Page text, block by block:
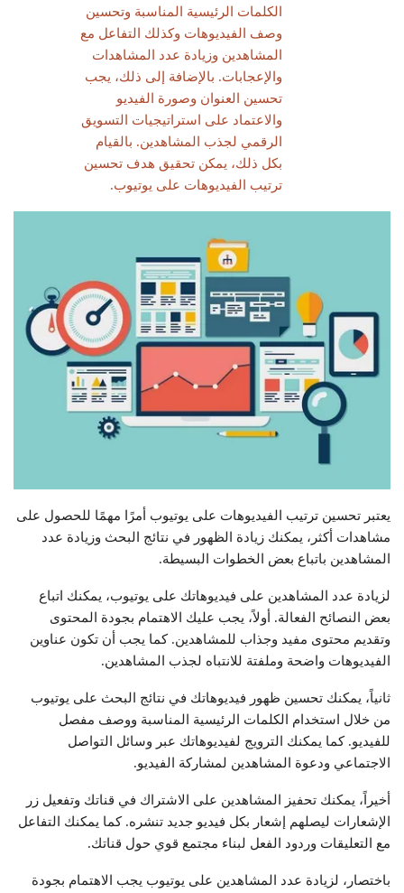
الكلمات الرئيسية المناسبة وتحسين
وصف الفيديوهات وكذلك التفاعل مع
المشاهدين وزيادة عدد المشاهدات
والإعجابات. بالإضافة إلى ذلك، يجب
تحسين العنوان وصورة الفيديو
والاعتماد على استراتيجيات التسويق
الرقمي لجذب المشاهدين. بالقيام
بكل ذلك، يمكن تحقيق هدف تحسين
ترتيب الفيديوهات على يوتيوب.
يعتبر تحسين ترتيب الفيديوهات على يوتيوب أمرًا مهمًا للحصول على
مشاهدات أكثر، يمكنك زيادة الظهور في نتائج البحث وزيادة عدد
المشاهدين باتباع بعض الخطوات البسيطة.
لزيادة عدد المشاهدين على فيديوهاتك على يوتيوب، يمكنك اتباع
بعض النصائح الفعالة. أولاً، يجب عليك الاهتمام بجودة المحتوى
وتقديم محتوى مفيد وجذاب للمشاهدين. كما يجب أن تكون عناوين
الفيديوهات واضحة وملفتة للانتباه لجذب المشاهدين.
ثانياً، يمكنك تحسين ظهور فيديوهاتك في نتائج البحث على يوتيوب
من خلال استخدام الكلمات الرئيسية المناسبة ووصف مفصل
للفيديو. كما يمكنك الترويج لفيديوهاتك عبر وسائل التواصل
الاجتماعي ودعوة المشاهدين لمشاركة الفيديو.
أخيراً، يمكنك تحفيز المشاهدين على الاشتراك في قناتك وتفعيل زر
الإشعارات ليصلهم إشعار بكل فيديو جديد تنشره. كما يمكنك التفاعل
مع التعليقات وردود الفعل لبناء مجتمع قوي حول قناتك.
باختصار، لزيادة عدد المشاهدين على يوتيوب يجب الاهتمام بجودة